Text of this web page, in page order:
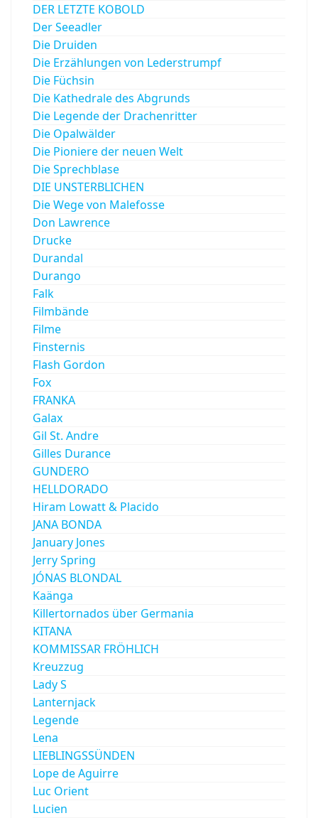
DER LETZTE KOBOLD
Der Seeadler
Die Druiden
Die Erzählungen von Lederstrumpf
Die Füchsin
Die Kathedrale des Abgrunds
Die Legende der Drachenritter
Die Opalwälder
Die Pioniere der neuen Welt
Die Sprechblase
DIE UNSTERBLICHEN
Die Wege von Malefosse
Don Lawrence
Drucke
Durandal
Durango
Falk
Filmbände
Filme
Finsternis
Flash Gordon
Fox
FRANKA
Galax
Gil St. Andre
Gilles Durance
GUNDERO
HELLDORADO
Hiram Lowatt & Placido
JANA BONDA
January Jones
Jerry Spring
JÓNAS BLONDAL
Kaänga
Killertornados über Germania
KITANA
KOMMISSAR FRÖHLICH
Kreuzzug
Lady S
Lanternjack
Legende
Lena
LIEBLINGSSÜNDEN
Lope de Aguirre
Luc Orient
Lucien